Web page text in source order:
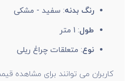
رنگ بدنه: سفید - مشکی
طول: 1 متر
نوع: متعلقات چراغ ریلی
کاربران می توانند برای مشاهده